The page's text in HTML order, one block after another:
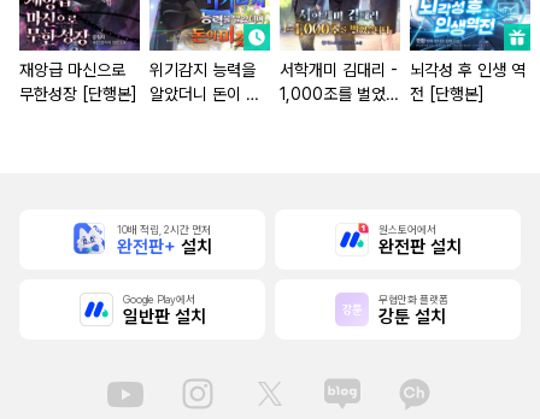
재앙급 마신으로
무한성장 [단행본]
위기감지 능력을
알았더니 돈이 미
서학개미 김대리 -
1,000조를 벌었습
뇌각성 후 인생 역
전 [단행본]
10배 적립, 2시간 먼저
완전판+ 설치
원스토어에서
완전판 설치
Google Play에서
일반판 설치
무협만화 플랫폼
강툰 설치